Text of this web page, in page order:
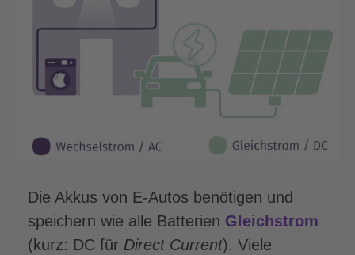
Die Akkus von E-Autos benötigen und
speichern wie alle Batterien Gleichstrom
(kurz: DC für Direct Current). Viele